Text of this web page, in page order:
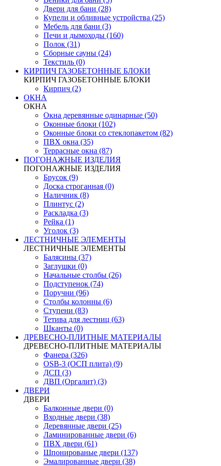
Двери для бани (28)
Купели и обливные устройства (25)
Мебель для бани (3)
Печи и дымоходы (160)
Полок (31)
Сборные сауны (24)
Текстиль (0)
КИРПИЧ ГАЗОБЕТОННЫЕ БЛОКИ
КИРПИЧ ГАЗОБЕТОННЫЕ БЛОКИ
Кирпич (2)
ОКНА
ОКНА
Окна деревянные одинарные (50)
Оконные блоки (102)
Оконные блоки со стеклопакетом (82)
ПВХ окна (35)
Террасные окна (87)
ПОГОНАЖНЫЕ ИЗДЕЛИЯ
ПОГОНАЖНЫЕ ИЗДЕЛИЯ
Брусок (9)
Доска строганная (0)
Наличник (8)
Плинтус (2)
Раскладка (3)
Рейка (1)
Уголок (3)
ЛЕСТНИЧНЫЕ ЭЛЕМЕНТЫ
ЛЕСТНИЧНЫЕ ЭЛЕМЕНТЫ
Балясины (37)
Заглушки (0)
Начальные столбы (26)
Подступенок (74)
Поручни (96)
Столбы колонны (6)
Ступени (83)
Тетива для лестниц (63)
Шканты (0)
ДРЕВЕСНО-ПЛИТНЫЕ МАТЕРИАЛЫ
ДРЕВЕСНО-ПЛИТНЫЕ МАТЕРИАЛЫ
Фанера (326)
OSB-3 (ОСП плита) (9)
ДСП (3)
ДВП (Оргалит) (3)
ДВЕРИ
ДВЕРИ
Балконные двери (0)
Входные двери (38)
Деревянные двери (25)
Ламинированные двери (6)
ПВХ двери (61)
Шпонированые двери (137)
Эмалированные двери (38)